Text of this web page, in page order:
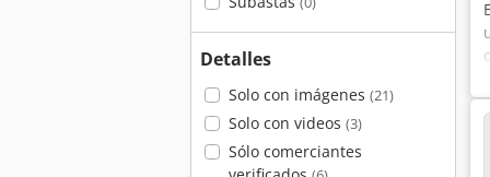
Detalles
Solo con imágenes (21)
Solo con videos (3)
Sólo comerciantes